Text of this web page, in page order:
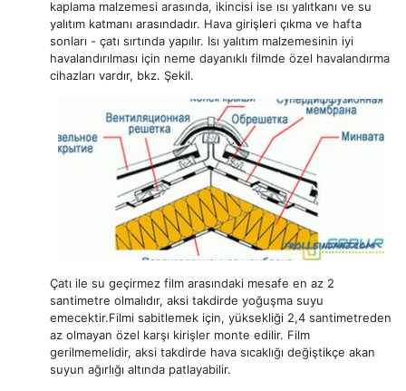
kaplama malzemesi arasında, ikincisi ise ısı yalıtkanı ve su
yalıtım katmanı arasındadır. Hava girişleri çıkma ve hafta
sonları - çatı sırtında yapılır. Isı yalıtım malzemesinin iyi
havalandırılması için neme dayanıklı filmde özel havalandırma
cihazları vardır, bkz. Şekil.
Çatı ile su geçirmez film arasındaki mesafe en az 2
santimetre olmalıdır, aksi takdirde yoğuşma suyu
emecektir.Filmi sabitlemek için, yüksekliği 2,4 santimetreden
az olmayan özel karşı kirişler monte edilir. Film
gerilmemelidir, aksi takdirde hava sıcaklığı değiştikçe akan
suyun ağırlığı altında patlayabilir.